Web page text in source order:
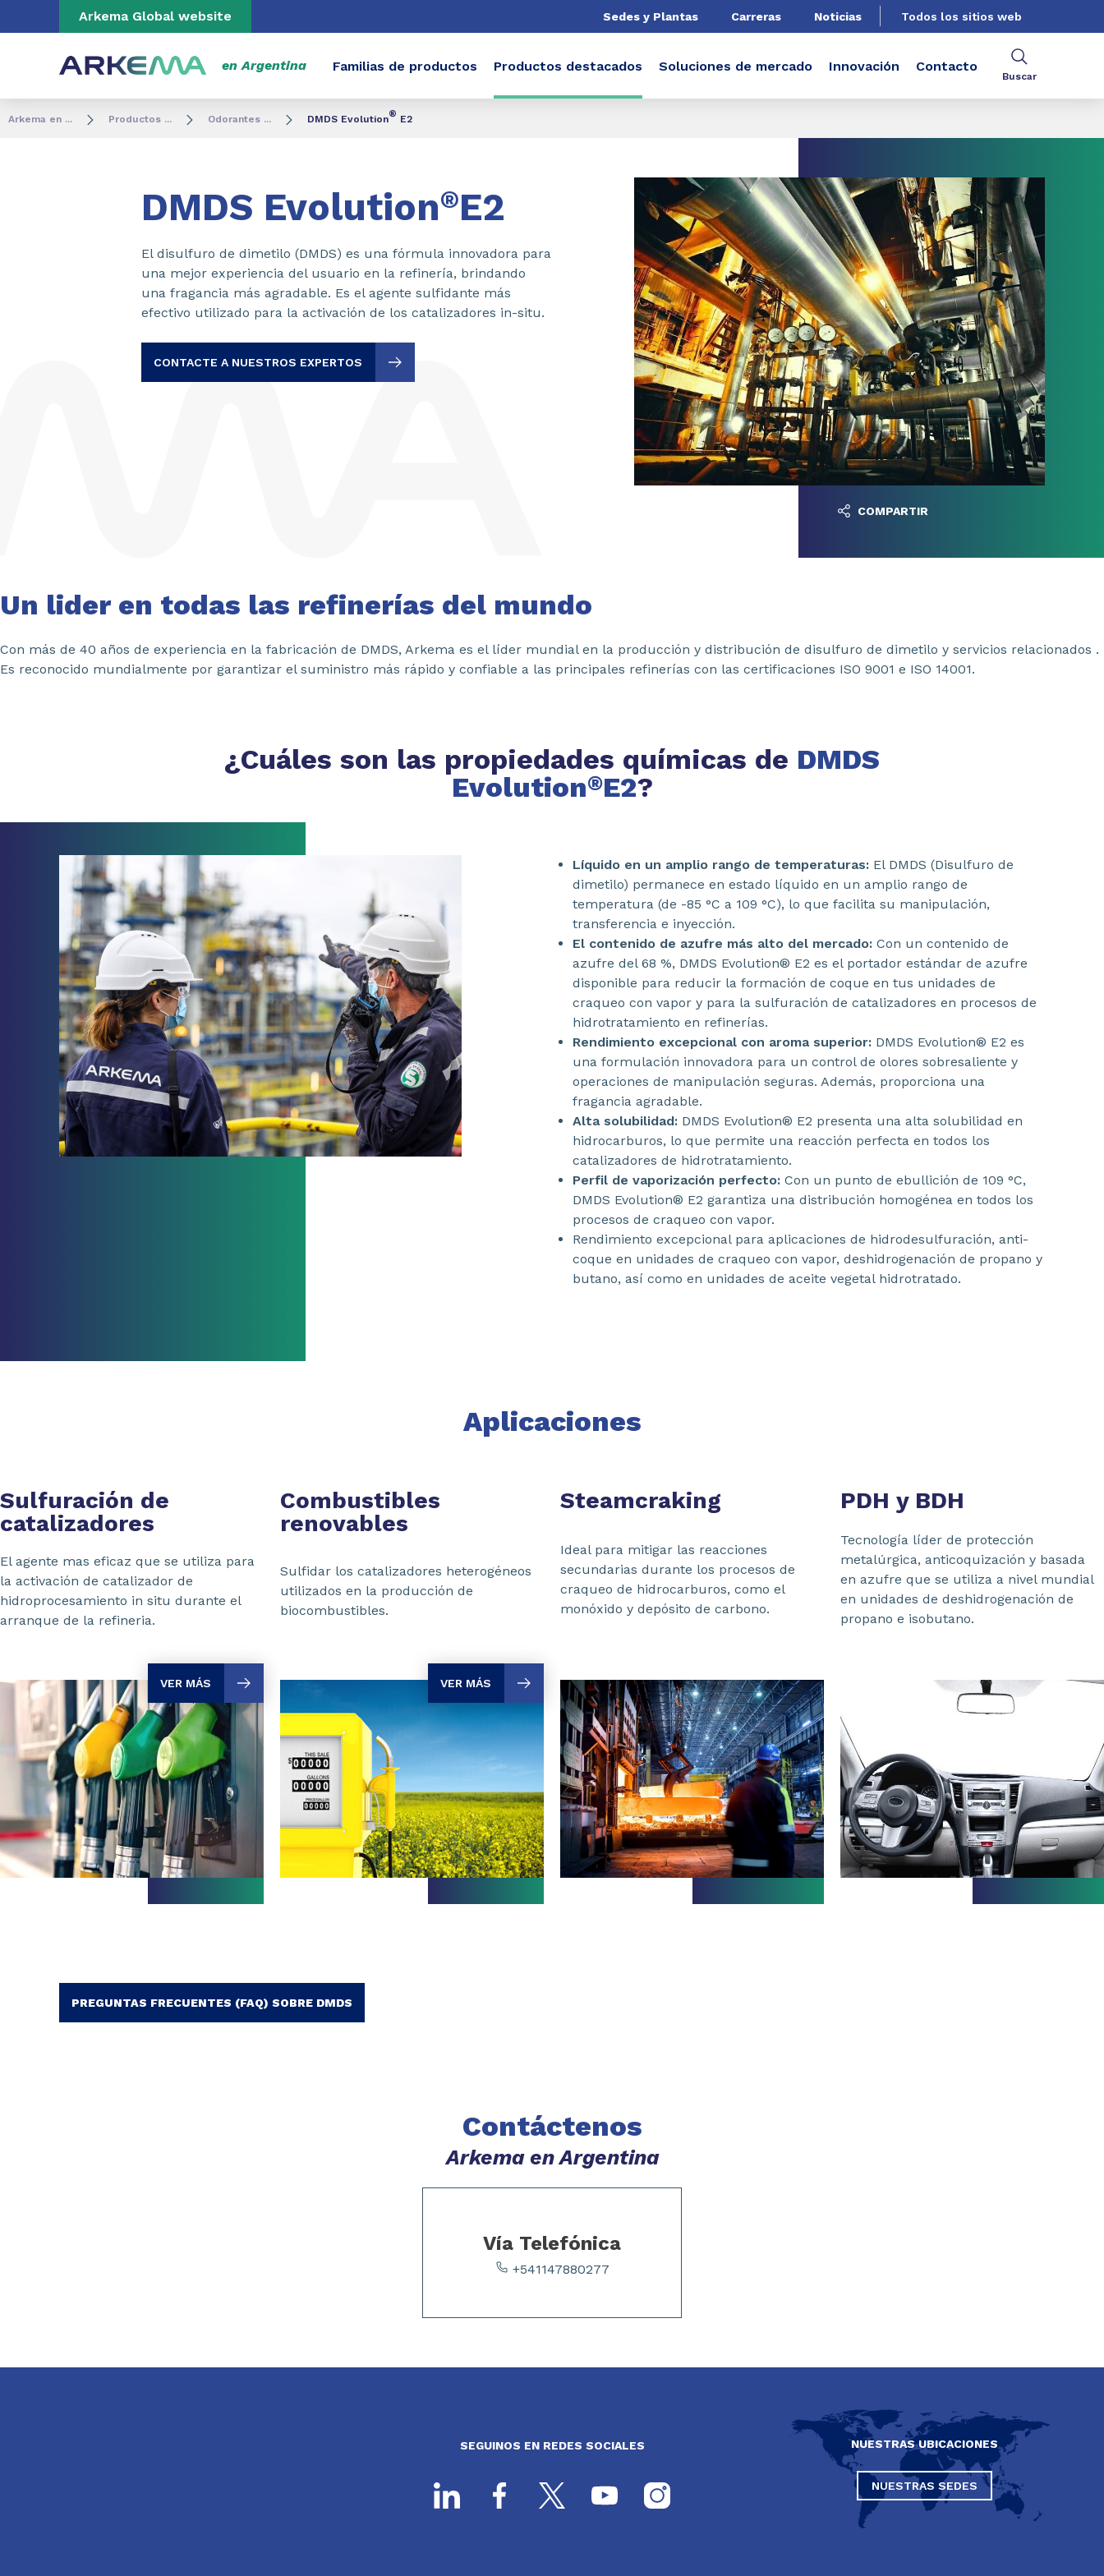
Go to content Go to navigation
Arkema Global website Sedes y Plantas Carreras Noticias Todos los sitios web
en Argentina Familias de productos Productos destacados Soluciones de mercado Innovación Contacto
Buscar
Arkema en ... Productos ... Odorantes ... DMDS Evolution® E2
DMDS Evolution®E2
El disulfuro de dimetilo (DMDS) es una fórmula innovadora para
una mejor experiencia del usuario en la refinería, brindando
una fragancia más agradable. Es el agente sulfidante más
efectivo utilizado para la activación de los catalizadores in-situ.
CONTACTE A NUESTROS EXPERTOS
COMPARTIR
Un lider en todas las refinerías del mundo
Con más de 40 años de experiencia en la fabricación de DMDS, Arkema es el líder mundial en la producción y distribución de disulfuro de dimetilo y servicios relacionados .
Es reconocido mundialmente por garantizar el suministro más rápido y confiable a las principales refinerías con las certificaciones ISO 9001 e ISO 14001.
¿Cuáles son las propiedades químicas de DMDS
Evolution®E2?
Líquido en un amplio rango de temperaturas: El DMDS (Disulfuro de
dimetilo) permanece en estado líquido en un amplio rango de
temperatura (de -85 °C a 109 °C), lo que facilita su manipulación,
transferencia e inyección.
El contenido de azufre más alto del mercado: Con un contenido de
azufre del 68 %, DMDS Evolution® E2 es el portador estándar de azufre
disponible para reducir la formación de coque en tus unidades de
craqueo con vapor y para la sulfuración de catalizadores en procesos de
hidrotratamiento en refinerías.
Rendimiento excepcional con aroma superior: DMDS Evolution® E2 es
una formulación innovadora para un control de olores sobresaliente y
operaciones de manipulación seguras. Además, proporciona una
fragancia agradable.
Alta solubilidad: DMDS Evolution® E2 presenta una alta solubilidad en
hidrocarburos, lo que permite una reacción perfecta en todos los
catalizadores de hidrotratamiento.
Perfil de vaporización perfecto: Con un punto de ebullición de 109 °C,
DMDS Evolution® E2 garantiza una distribución homogénea en todos los
procesos de craqueo con vapor.
Rendimiento excepcional para aplicaciones de hidrodesulfuración, anti-
coque en unidades de craqueo con vapor, deshidrogenación de propano y
butano, así como en unidades de aceite vegetal hidrotratado.
Aplicaciones
Sulfuración de
catalizadores
El agente mas eficaz que se utiliza para
la activación de catalizador de
hidroprocesamiento in situ durante el
arranque de la refineria.
VER MÁS
Combustibles
renovables
Sulfidar los catalizadores heterogéneos
utilizados en la producción de
biocombustibles.
VER MÁS
Steamcraking
Ideal para mitigar las reacciones
secundarias durante los procesos de
craqueo de hidrocarburos, como el
monóxido y depósito de carbono.
PDH y BDH
Tecnología líder de protección
metalúrgica, anticoquización y basada
en azufre que se utiliza a nivel mundial
en unidades de deshidrogenación de
propano e isobutano.
PREGUNTAS FRECUENTES (FAQ) SOBRE DMDS
Contáctenos
Arkema en Argentina
Vía Telefónica
+541147880277
SEGUINOS EN REDES SOCIALES NUESTRAS UBICACIONES
NUESTRAS SEDES